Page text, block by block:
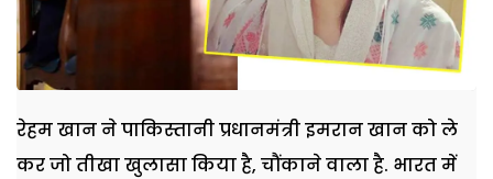
रेहम खान ने पाकिस्तानी प्रधानमंत्री इमरान खान को ले
कर जो तीखा खुलासा किया है, चौंकाने वाला है. भारत में